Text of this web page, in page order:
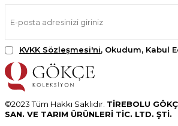
KVKK Sözleşmesi'ni, Okudum, Kabul
©2023 Tüm Hakkı Saklıdır. TİREBOLU
SAN. VE TARIM ÜRÜNLERİ TİC. LTD. ŞTİ.